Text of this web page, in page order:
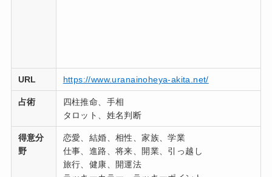
URL https://www.uranainoheya-akita.net/
占術
四柱推命、手相
タロット、姓名判断
得意分
野
恋愛、結婚、相性、家族、学業
仕事、進路、将来、開業、引っ越し
旅行、健康、開運法